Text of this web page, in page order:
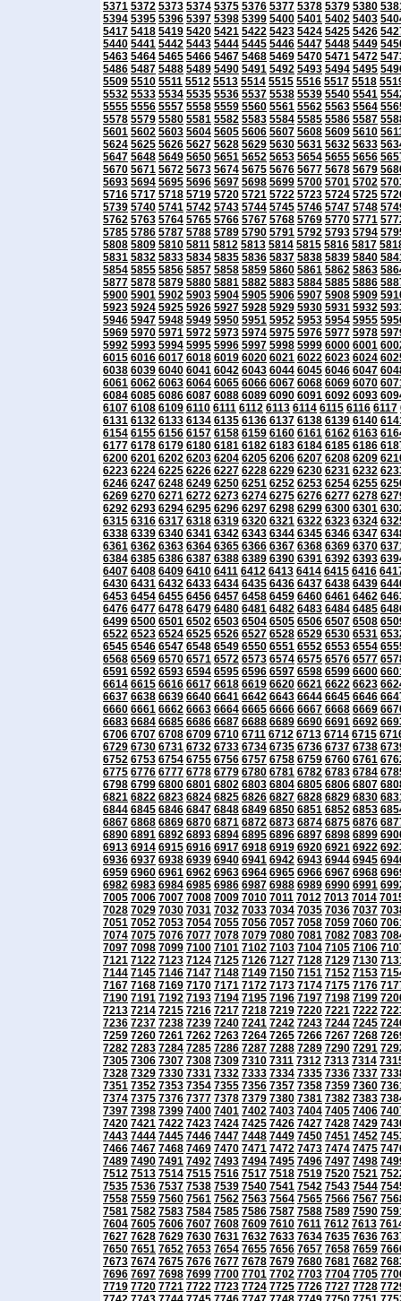
5371 5372 5373 5374 5375 5376 5377 5378 5379 5380
5394 5395 5396 5397 5398 5399 5400 5401 5402 5403
5417 5418 5419 5420 5421 5422 5423 5424 5425 5426
5440 5441 5442 5443 5444 5445 5446 5447 5448 5449
5463 5464 5465 5466 5467 5468 5469 5470 5471 5472
5486 5487 5488 5489 5490 5491 5492 5493 5494 5495
5509 5510 5511 5512 5513 5514 5515 5516 5517 5518
5532 5533 5534 5535 5536 5537 5538 5539 5540 5541
5555 5556 5557 5558 5559 5560 5561 5562 5563 5564
5578 5579 5580 5581 5582 5583 5584 5585 5586 5587
5601 5602 5603 5604 5605 5606 5607 5608 5609 5610
5624 5625 5626 5627 5628 5629 5630 5631 5632 5633
5647 5648 5649 5650 5651 5652 5653 5654 5655 5656
5670 5671 5672 5673 5674 5675 5676 5677 5678 5679
5693 5694 5695 5696 5697 5698 5699 5700 5701 5702
5716 5717 5718 5719 5720 5721 5722 5723 5724 5725
5739 5740 5741 5742 5743 5744 5745 5746 5747 5748
5762 5763 5764 5765 5766 5767 5768 5769 5770 5771
5785 5786 5787 5788 5789 5790 5791 5792 5793 5794
5808 5809 5810 5811 5812 5813 5814 5815 5816 5817
5831 5832 5833 5834 5835 5836 5837 5838 5839 5840
5854 5855 5856 5857 5858 5859 5860 5861 5862 5863
5877 5878 5879 5880 5881 5882 5883 5884 5885 5886
5900 5901 5902 5903 5904 5905 5906 5907 5908 5909
5923 5924 5925 5926 5927 5928 5929 5930 5931 5932
5946 5947 5948 5949 5950 5951 5952 5953 5954 5955
5969 5970 5971 5972 5973 5974 5975 5976 5977 5978
5992 5993 5994 5995 5996 5997 5998 5999 6000 6001
6015 6016 6017 6018 6019 6020 6021 6022 6023 6024
6038 6039 6040 6041 6042 6043 6044 6045 6046 6047
6061 6062 6063 6064 6065 6066 6067 6068 6069 6070
6084 6085 6086 6087 6088 6089 6090 6091 6092 6093
6107 6108 6109 6110 6111 6112 6113 6114 6115 6116 6117
6131 6132 6133 6134 6135 6136 6137 6138 6139 6140
6154 6155 6156 6157 6158 6159 6160 6161 6162 6163
6177 6178 6179 6180 6181 6182 6183 6184 6185 6186
6200 6201 6202 6203 6204 6205 6206 6207 6208 6209
6223 6224 6225 6226 6227 6228 6229 6230 6231 6232
6246 6247 6248 6249 6250 6251 6252 6253 6254 6255
6269 6270 6271 6272 6273 6274 6275 6276 6277 6278
6292 6293 6294 6295 6296 6297 6298 6299 6300 6301
6315 6316 6317 6318 6319 6320 6321 6322 6323 6324
6338 6339 6340 6341 6342 6343 6344 6345 6346 6347
6361 6362 6363 6364 6365 6366 6367 6368 6369 6370
6384 6385 6386 6387 6388 6389 6390 6391 6392 6393
6407 6408 6409 6410 6411 6412 6413 6414 6415 6416
6430 6431 6432 6433 6434 6435 6436 6437 6438 6439
6453 6454 6455 6456 6457 6458 6459 6460 6461 6462
6476 6477 6478 6479 6480 6481 6482 6483 6484 6485
6499 6500 6501 6502 6503 6504 6505 6506 6507 6508
6522 6523 6524 6525 6526 6527 6528 6529 6530 6531
6545 6546 6547 6548 6549 6550 6551 6552 6553 6554
6568 6569 6570 6571 6572 6573 6574 6575 6576 6577
6591 6592 6593 6594 6595 6596 6597 6598 6599 6600
6614 6615 6616 6617 6618 6619 6620 6621 6622 6623
6637 6638 6639 6640 6641 6642 6643 6644 6645 6646
6660 6661 6662 6663 6664 6665 6666 6667 6668 6669
6683 6684 6685 6686 6687 6688 6689 6690 6691 6692
6706 6707 6708 6709 6710 6711 6712 6713 6714 6715
6729 6730 6731 6732 6733 6734 6735 6736 6737 6738
6752 6753 6754 6755 6756 6757 6758 6759 6760 6761
6775 6776 6777 6778 6779 6780 6781 6782 6783 6784
6798 6799 6800 6801 6802 6803 6804 6805 6806 6807
6821 6822 6823 6824 6825 6826 6827 6828 6829 6830
6844 6845 6846 6847 6848 6849 6850 6851 6852 6853
6867 6868 6869 6870 6871 6872 6873 6874 6875 6876
6890 6891 6892 6893 6894 6895 6896 6897 6898 6899
6913 6914 6915 6916 6917 6918 6919 6920 6921 6922
6936 6937 6938 6939 6940 6941 6942 6943 6944 6945
6959 6960 6961 6962 6963 6964 6965 6966 6967 6968
6982 6983 6984 6985 6986 6987 6988 6989 6990 6991
7005 7006 7007 7008 7009 7010 7011 7012 7013 7014
7028 7029 7030 7031 7032 7033 7034 7035 7036 7037
7051 7052 7053 7054 7055 7056 7057 7058 7059 7060
7074 7075 7076 7077 7078 7079 7080 7081 7082 7083
7097 7098 7099 7100 7101 7102 7103 7104 7105 7106
7121 7122 7123 7124 7125 7126 7127 7128 7129 7130
7144 7145 7146 7147 7148 7149 7150 7151 7152 7153
7167 7168 7169 7170 7171 7172 7173 7174 7175 7176
7190 7191 7192 7193 7194 7195 7196 7197 7198 7199
7213 7214 7215 7216 7217 7218 7219 7220 7221 7222
7236 7237 7238 7239 7240 7241 7242 7243 7244 7245
7259 7260 7261 7262 7263 7264 7265 7266 7267 7268
7282 7283 7284 7285 7286 7287 7288 7289 7290 7291
7305 7306 7307 7308 7309 7310 7311 7312 7313 7314
7328 7329 7330 7331 7332 7333 7334 7335 7336 7337
7351 7352 7353 7354 7355 7356 7357 7358 7359 7360
7374 7375 7376 7377 7378 7379 7380 7381 7382 7383
7397 7398 7399 7400 7401 7402 7403 7404 7405 7406
7420 7421 7422 7423 7424 7425 7426 7427 7428 7429
7443 7444 7445 7446 7447 7448 7449 7450 7451 7452
7466 7467 7468 7469 7470 7471 7472 7473 7474 7475
7489 7490 7491 7492 7493 7494 7495 7496 7497 7498
7512 7513 7514 7515 7516 7517 7518 7519 7520 7521
7535 7536 7537 7538 7539 7540 7541 7542 7543 7544
7558 7559 7560 7561 7562 7563 7564 7565 7566 7567
7581 7582 7583 7584 7585 7586 7587 7588 7589 7590
7604 7605 7606 7607 7608 7609 7610 7611 7612 7613
7627 7628 7629 7630 7631 7632 7633 7634 7635 7636
7650 7651 7652 7653 7654 7655 7656 7657 7658 7659
7673 7674 7675 7676 7677 7678 7679 7680 7681 7682
7696 7697 7698 7699 7700 7701 7702 7703 7704 7705
7719 7720 7721 7722 7723 7724 7725 7726 7727 7728